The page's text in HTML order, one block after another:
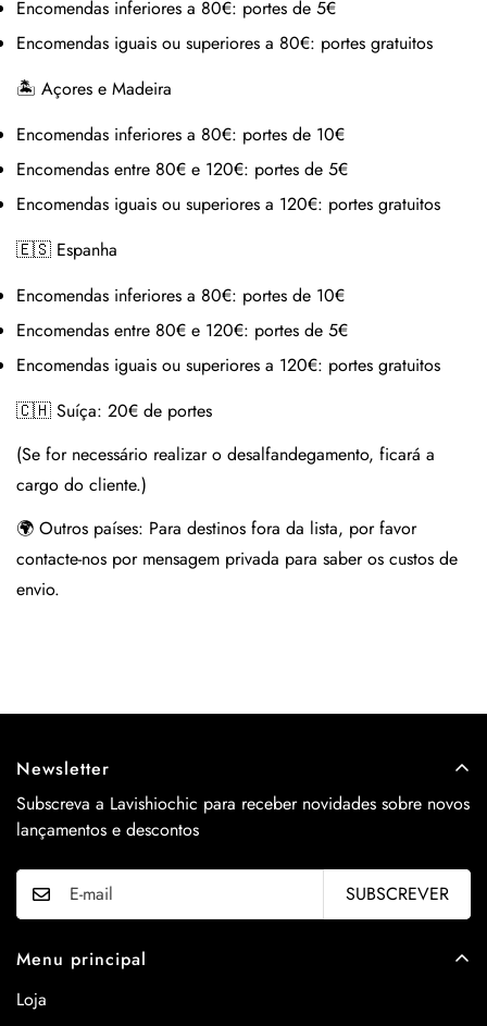
Encomendas inferiores a 80€: portes de 5€
Encomendas iguais ou superiores a 80€: portes gratuitos
🏝 Açores e Madeira
Encomendas inferiores a 80€: portes de 10€
Encomendas entre 80€ e 120€: portes de 5€
Encomendas iguais ou superiores a 120€: portes gratuitos
🇪🇸 Espanha
Encomendas inferiores a 80€: portes de 10€
Encomendas entre 80€ e 120€: portes de 5€
Encomendas iguais ou superiores a 120€: portes gratuitos
🇨🇭 Suíça: 20€ de portes
(Se for necessário realizar o desalfandegamento, ficará a
cargo do cliente.)
🌍 Outros países: Para destinos fora da lista, por favor
contacte-nos por mensagem privada para saber os custos de
envio.
Newsletter
Subscreva a Lavishiochic para receber novidades sobre novos
lançamentos e descontos
SUBSCREVER
Menu principal
Loja